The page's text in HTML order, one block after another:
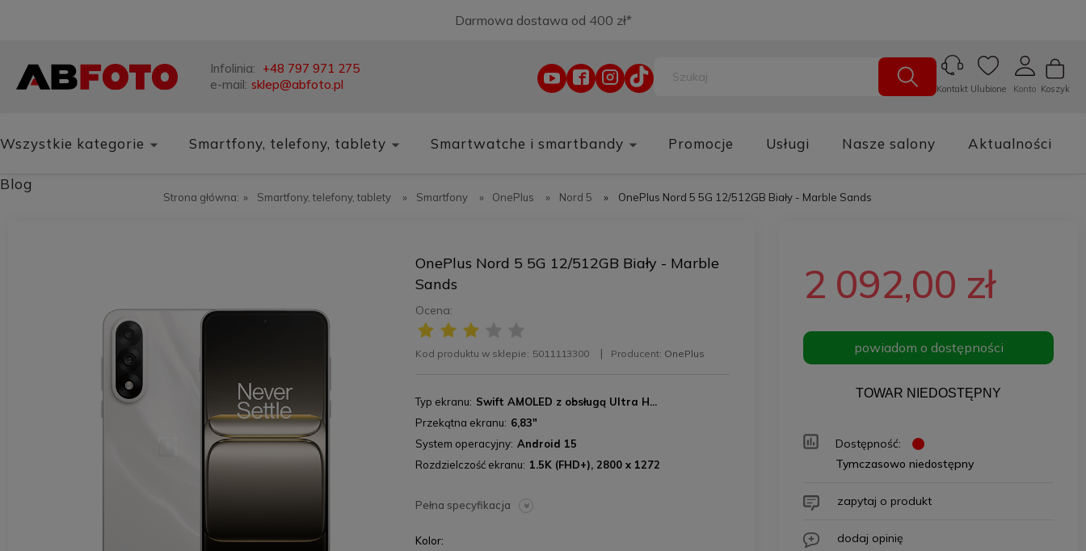
Darmowa dostawa od 400 zł*
Infolinia: +48 797 971 275
e-mail: sklep@abfoto.pl Koszyk
Konto
Ulubione
Kontakt
Wszystkie kategorie Smartfony, telefony, tablety Smartwatche i smartbandy Promocje Usługi Nasze salony Aktualności
Blog
Strona główna: » Smartfony, telefony, tablety » Smartfony » OnePlus » Nord 5 » OnePlus Nord 5 5G 12/512GB Biały - Marble Sands
OnePlus Nord 5 5G 12/512GB Biały - Marble
Sands
Ocena:
Kod produktu w sklepie: 5011113300 Producent: OnePlus
Typ ekranu
Swift AMOLED z obsługą Ultra H...
Przekątna ekranu
6,83"
System operacyjny Android 15
Rozdzielczość ekranu
1.5K (FHD+), 2800 x 1272
Pełna specyfikacja
Kolor:
2 092,00 zł
powiadom o dostępności
TOWAR NIEDOSTĘPNY
Dostępność:
Tymczasowo niedostępny
zapytaj o produkt
dodaj opinię